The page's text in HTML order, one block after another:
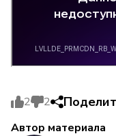
2 2
Автор материала